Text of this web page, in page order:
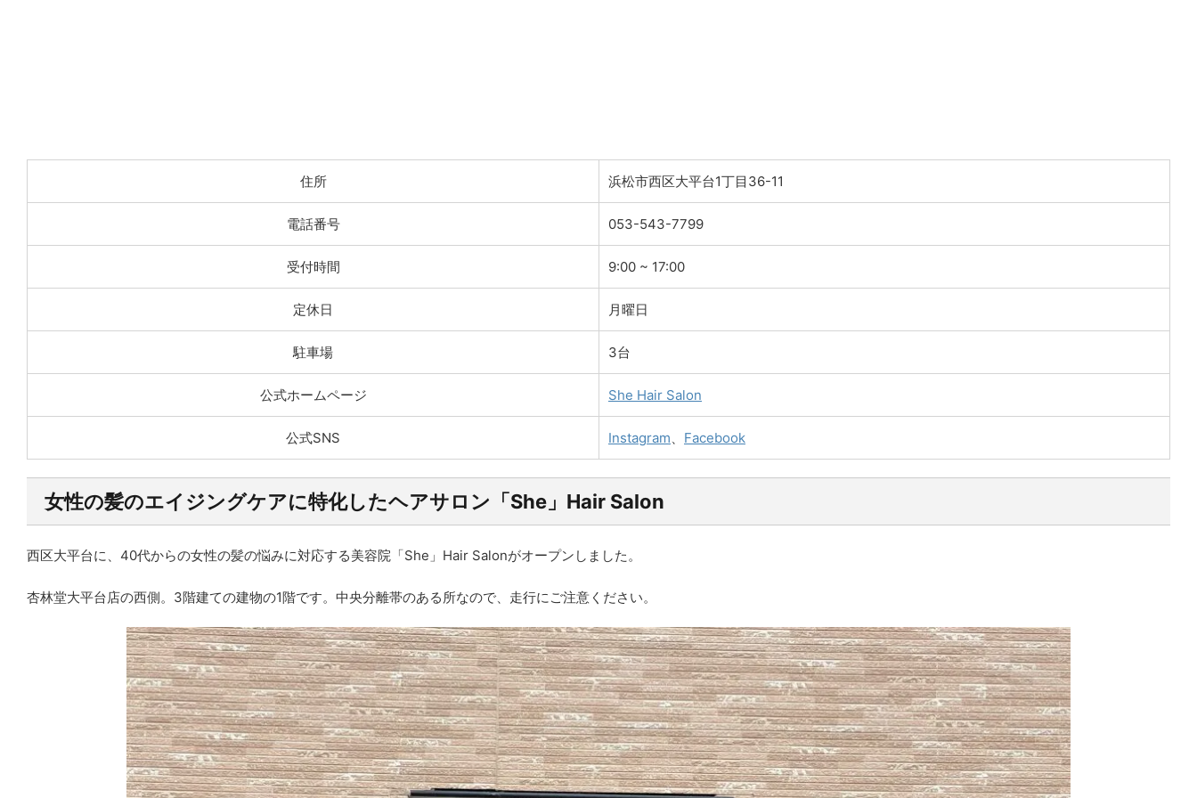
住所 浜松市西区大平台1丁目36-11
電話番号 053-543-7799
受付時間 9:00 ~ 17:00
定休日 月曜日
駐車場 3台
公式ホームページ She Hair Salon
公式SNS Instagram、 Facebook
女性の髪のエイジングケアに特化したヘアサロン「She」Hair Salon
西区大平台に、40代からの女性の髪の悩みに対応する美容院「She」Hair Salonがオープンしました。
杏林堂大平台店の西側。3階建ての建物の1階です。中央分離帯のある所なので、走行にご注意ください。